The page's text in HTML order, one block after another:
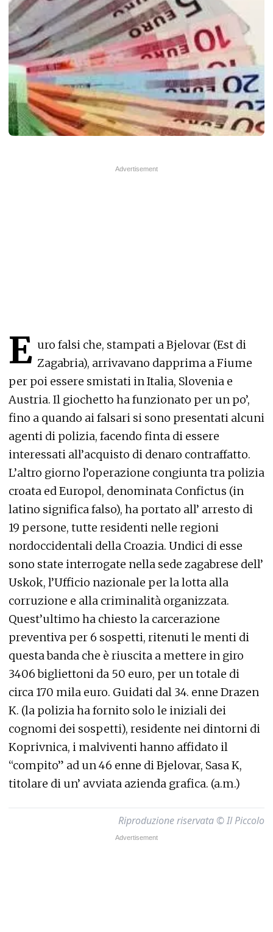
E uro falsi che, stampati a Bjelovar (Est di
Zagabria), arrivavano dapprima a Fiume
per poi essere smistati in Italia, Slovenia e
Austria. Il giochetto ha funzionato per un po’,
fino a quando ai falsari si sono presentati alcuni
agenti di polizia, facendo finta di essere
interessati all’acquisto di denaro contraffatto.
L’altro giorno l’operazione congiunta tra polizia
croata ed Europol, denominata Confictus (in
latino significa falso), ha portato all’ arresto di
19 persone, tutte residenti nelle regioni
nordoccidentali della Croazia. Undici di esse
sono state interrogate nella sede zagabrese dell’
Uskok, l’Ufficio nazionale per la lotta alla
corruzione e alla criminalità organizzata.
Quest’ultimo ha chiesto la carcerazione
preventiva per 6 sospetti, ritenuti le menti di
questa banda che è riuscita a mettere in giro
3406 bigliettoni da 50 euro, per un totale di
circa 170 mila euro. Guidati dal 34. enne Drazen
K. (la polizia ha fornito solo le iniziali dei
cognomi dei sospetti), residente nei dintorni di
Koprivnica, i malviventi hanno affidato il
“compito” ad un 46 enne di Bjelovar, Sasa K,
titolare di un’ avviata azienda grafica. (a.m.)
Riproduzione riservata © Il Piccolo